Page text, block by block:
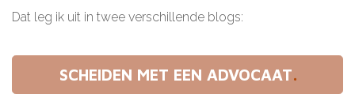
Dat leg ik uit in twee verschillende blogs:
SCHEIDEN MET EEN ADVOCAAT